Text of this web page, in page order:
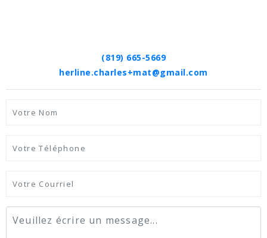
(819) 665-5669
herline.charles+mat@gmail.com